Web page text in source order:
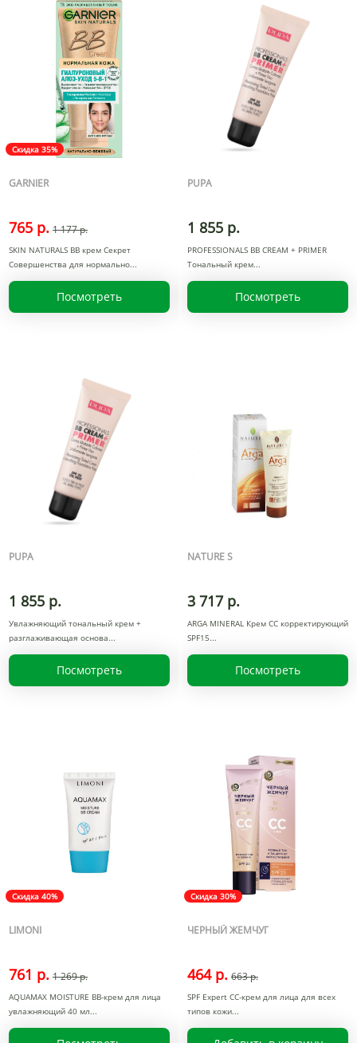
Скидка 35%
GARNIER
765 р. 1 177 р.
SKIN NATURALS BB крем Секрет
Совершенства для нормально
Посмотреть
PUPA
1 855 р.
PROFESSIONALS BB CREAM + PRIMER
Тональный крем
Посмотреть
PUPA
1 855 р.
Увлажняющий тональный крем +
разглаживающая основа
Посмотреть
NATURE S
3 717 р.
ARGA MINERAL Крем СС корректирующий
SPF15
Посмотреть
Скидка 40%
LIMONI
761 р. 1 269 р.
AQUAMAX MOISTURE BB-крем для лица
увлажняющий 40 мл
Скидка 30%
ЧЕРНЫЙ ЖЕМЧУГ
464 р. 663 р.
SPF Expert СС-крем для лица для всех
типов кожи